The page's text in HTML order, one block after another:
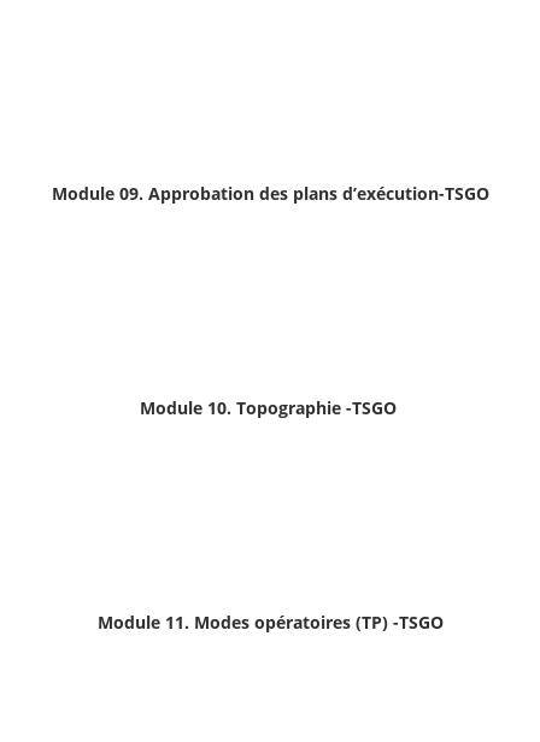
Module 09. Approbation des plans d’exécution-TSGO
Module 10. Topographie -TSGO
Module 11. Modes opératoires (TP) -TSGO